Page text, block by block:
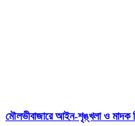
মৌলভীবাজারে আইন-শৃঙ্খলা ও মাদক